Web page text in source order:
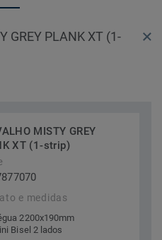
GREY PLANK XT (1-
MISTY GREY
XT (1-strip)
e medidas
2200x190mm
Bisel 2 lados